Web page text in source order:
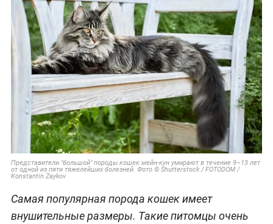
Представители "большой" породы кошек мейн-кун умирают в течение 9–13 лет
от одной из пяти тяжелейших болезней. Фото © Shutterstock / FOTODOM /
Konstantin Zaykov
Самая популярная порода кошек имеет
внушительные размеры. Такие питомцы очень